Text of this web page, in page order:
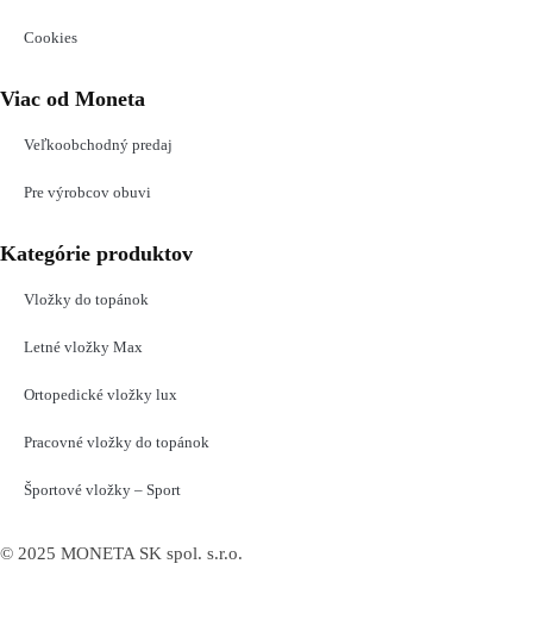
Cookies
Viac od Moneta
Veľkoobchodný predaj
Pre výrobcov obuvi
Kategórie produktov
Vložky do topánok
Letné vložky Max
Ortopedické vložky lux
Pracovné vložky do topánok
Športové vložky – Sport
© 2025 MONETA SK spol. s.r.o.